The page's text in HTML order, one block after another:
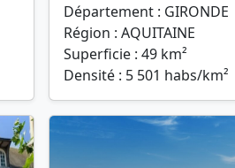
Département : GIRONDE
Région : AQUITAINE
Superficie : 49 km²
Densité : 5 501 habs/km²